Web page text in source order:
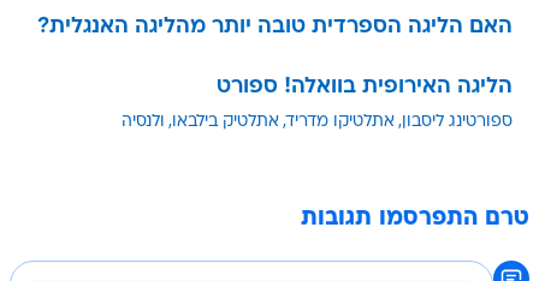
האם הליגה הספרדית טובה יותר מהליגה האנגלית?
הליגה האירופית בוואלה! ספורט
ספורטינג ליסבון אתלטיקו מדריד אתלטיק בילבאו ולנסיה
טרם התפרסמו תגובות